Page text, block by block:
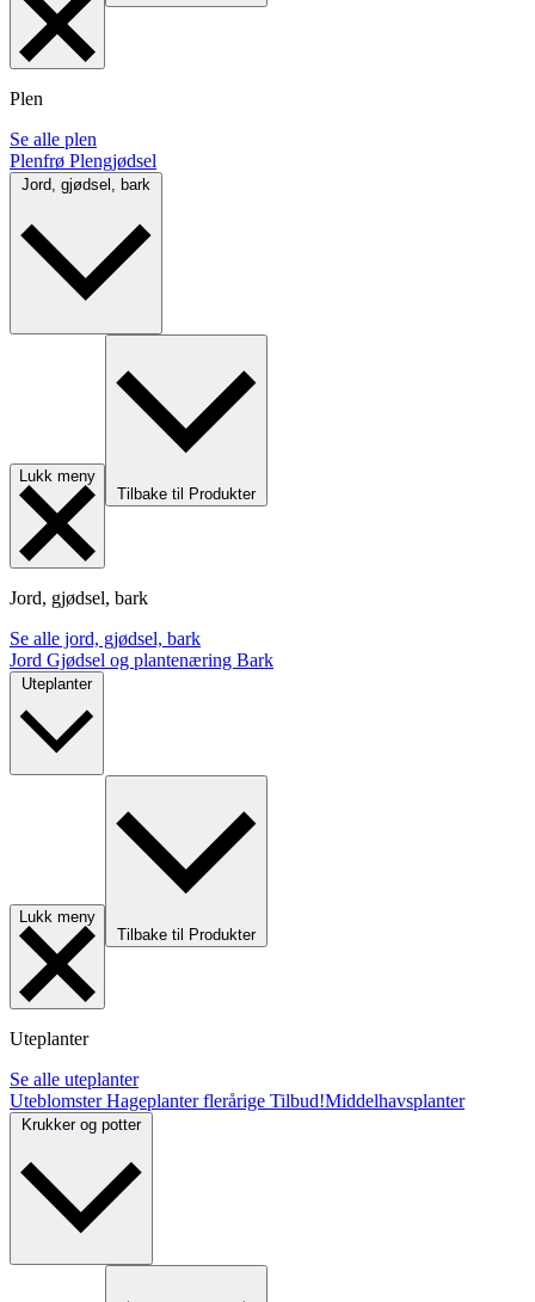
Plen
Se alle plen
Plenfrø Plengjødsel
Lukk meny
Tilbake til Produkter
Jord, gjødsel, bark
Se alle jord, gjødsel, bark
Jord Gjødsel og plantenæring Bark
Uteplanter
Lukk meny
Tilbake til Produkter
Uteplanter
Se alle uteplanter
UteblomsterHageplanter flerårige Tilbud!Middelhavsplanter
Krukker og potter